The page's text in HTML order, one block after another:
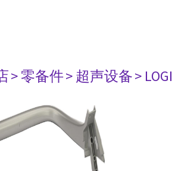
> 零备件> 超声设备>